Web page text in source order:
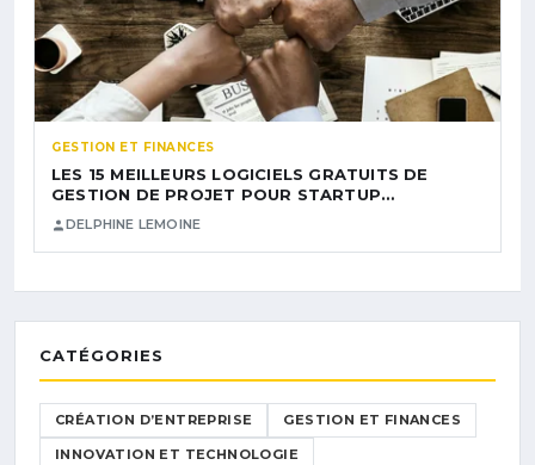
GESTION ET FINANCES
LES 15 MEILLEURS LOGICIELS GRATUITS DE
GESTION DE PROJET POUR STARTUP…
DELPHINE LEMOINE
CATÉGORIES
CRÉATION D’ENTREPRISE GESTION ET FINANCES
INNOVATION ET TECHNOLOGIE